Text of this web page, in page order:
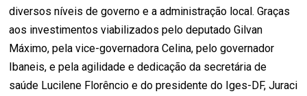
diversos níveis de governo e a administração local. Graças
aos investimentos viabilizados pelo deputado Gilvan
Máximo, pela vice-governadora Celina, pelo governador
Ibaneis, e pela agilidade e dedicação da secretária de
saúde Lucilene Florêncio e do presidente do Iges-DF, Juraci